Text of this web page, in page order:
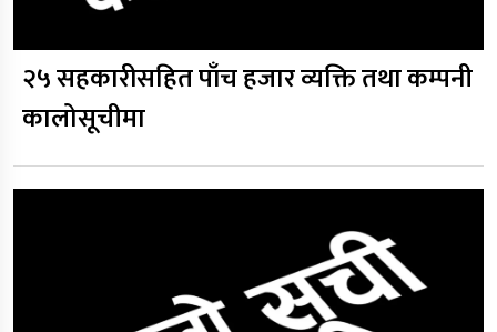
२५ सहकारीसहित पाँच हजार व्यक्ति तथा कम्पनी
कालोसूचीमा